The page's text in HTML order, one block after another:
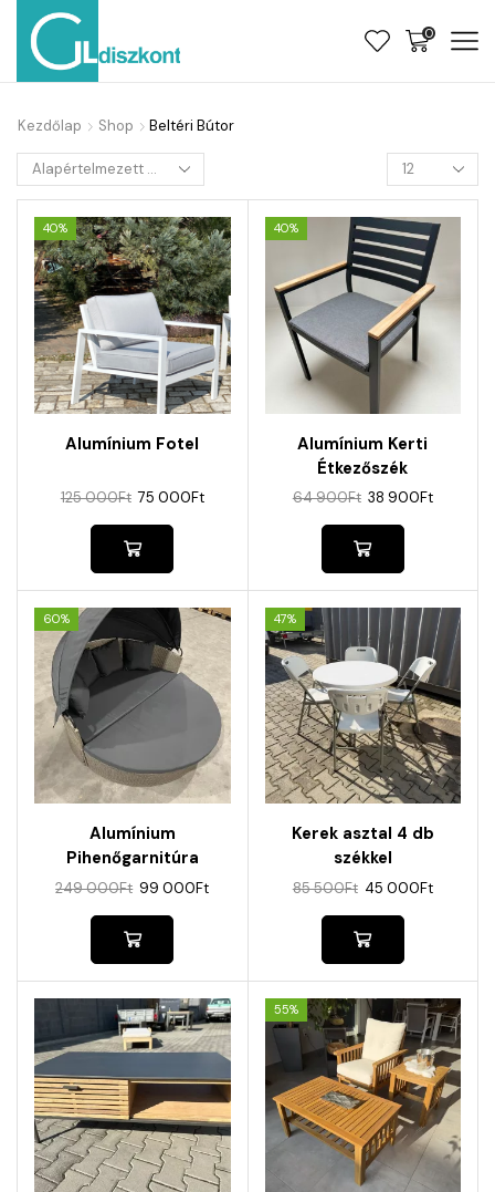
0
Kezdőlap Shop Beltéri Bútor
40%
Alumínium Fotel
125 000Ft 75 000Ft
40%
Alumínium Kerti
Étkezőszék
64 900Ft 38 900Ft
60%
Alumínium
Pihenőgarnitúra
Árnyékolóval
249 000Ft 99 000Ft
47%
Kerek asztal 4 db
székkel
85 500Ft 45 000Ft
55%